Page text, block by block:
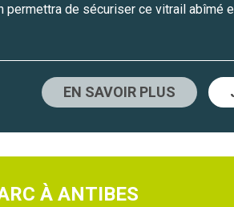
permettra de sécuriser ce vitrail abîmé
EN SAVOIR PLUS
À ANTIBES